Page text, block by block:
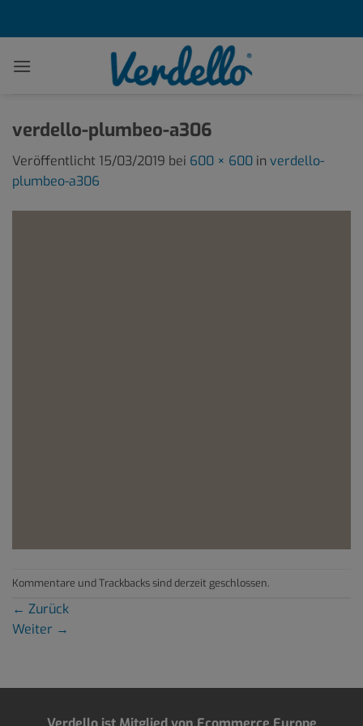
verdello-plumbeo-a306
Veröffentlicht 15/03/2019 bei 600 × 600 in verdello-
plumbeo-a306
Kommentare und Trackbacks sind derzeit geschlossen.
← Zurück
Weiter →